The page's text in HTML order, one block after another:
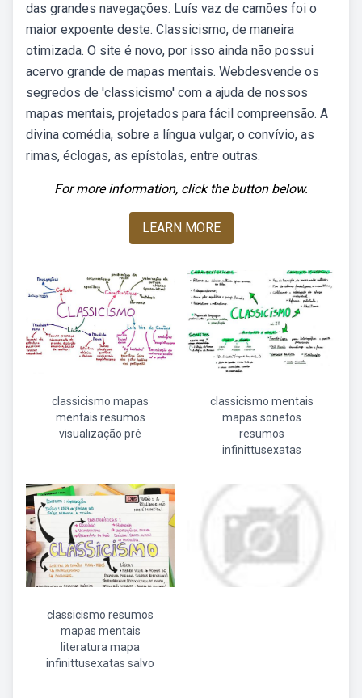
das grandes navegações. Luís vaz de camões foi o
maior expoente deste. Classicismo, de maneira
otimizada. O site é novo, por isso ainda não possui
acervo grande de mapas mentais. Webdesvende os
segredos de 'classicismo' com a ajuda de nossos
mapas mentais, projetados para fácil compreensão. A
divina comédia, sobre a língua vulgar, o convívio, as
rimas, éclogas, as epístolas, entre outras.
For more information, click the button below.
LEARN MORE
classicismo mapas
mentais resumos
visualização pré
classicismo mentais
mapas sonetos
resumos
infinittusexatas
classicismo resumos
mapas mentais
literatura mapa
infinittusexatas salvo